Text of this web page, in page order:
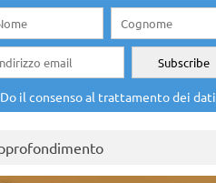
Do il consenso al trattamento dei dati